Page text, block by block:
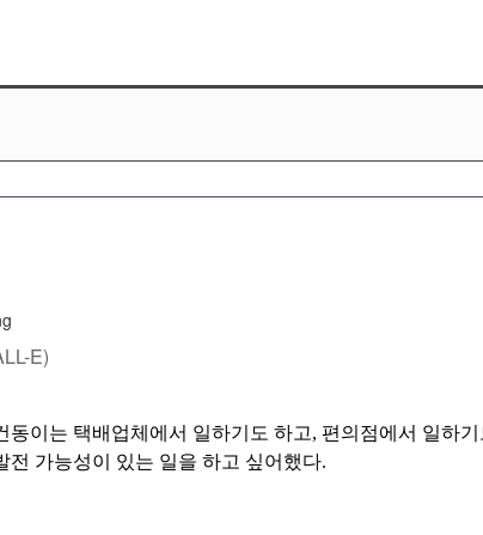
E)
동이는 택배업체에서 일하기도 하고, 편의점에서 일하기
전 가능성이 있는 일을 하고 싶어했다.